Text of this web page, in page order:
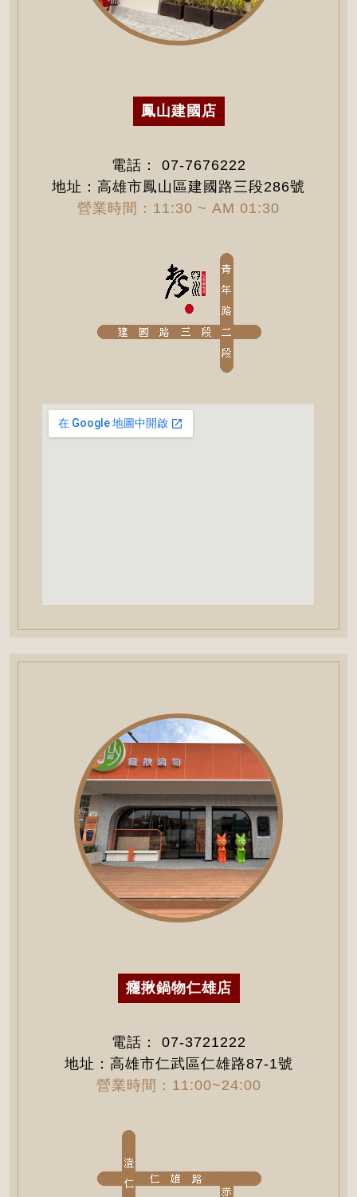
鳳山建國店
電話： 07-7676222
地址：高雄市鳳山區建國路三段286號
營業時間：11:30 ~ AM 01:30
癮揪鍋物仁雄店
電話： 07-3721222
地址：高雄市仁武區仁雄路87-1號
營業時間：11:00~24:00